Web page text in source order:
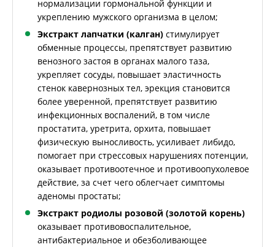
нормализации гормональной функции и
укреплению мужского организма в целом;
Экстракт лапчатки (калган) стимулирует
обменные процессы, препятствует развитию
венозного застоя в органах малого таза,
укрепляет сосуды, повышает эластичность
стенок кавернозных тел, эрекция становится
более уверенной, препятствует развитию
инфекционных воспалений, в том числе
простатита, уретрита, орхита, повышает
физическую выносливость, усиливает либидо,
помогает при стрессовых нарушениях потенции,
оказывает противоотечное и противоопухолевое
действие, за счет чего облегчает симптомы
аденомы простаты;
Экстракт родиолы розовой (золотой корень)
оказывает противовоспалительное,
антибактериальное и обезболивающее